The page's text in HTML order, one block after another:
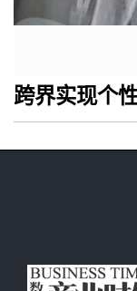
跨界实现个